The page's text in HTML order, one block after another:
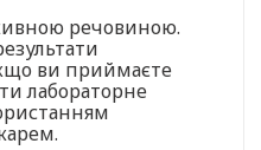
речовиною.
ви приймаєте
лабораторне